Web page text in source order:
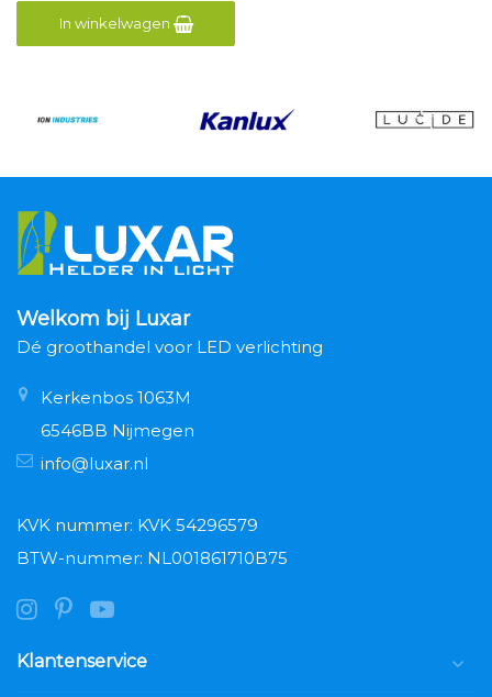
In winkelwagen
Welkom bij Luxar
Dé groothandel voor LED verlichting
Kerkenbos 1063M
6546BB Nijmegen
info@luxar.nl
KVK nummer: KVK 54296579
BTW-nummer: NL001861710B75
Klantenservice